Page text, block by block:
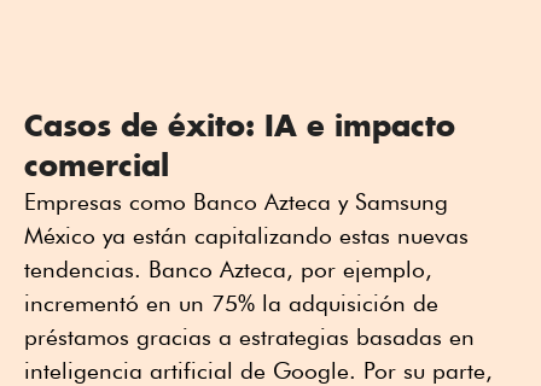
Casos de éxito: IA e impacto
comercial
Empresas como Banco Azteca y Samsung
México ya están capitalizando estas nuevas
tendencias. Banco Azteca, por ejemplo,
incrementó en un 75% la adquisición de
préstamos gracias a estrategias basadas en
inteligencia artificial de Google. Por su parte,